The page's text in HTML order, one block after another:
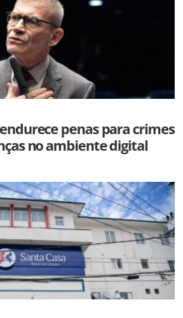
penas para crimes
no ambiente digital